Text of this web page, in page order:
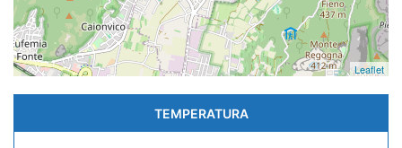
Leaflet
TEMPERATURA